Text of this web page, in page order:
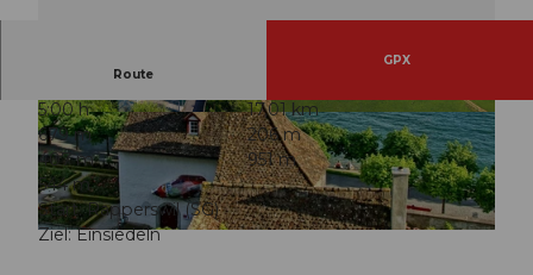
© Zürich Tourismus
© Rapperswil Zürichsee Tourismus © Einsiedeln-Ybrig-Zürichsee Tourismus
Route
GPX
5:00 h
17,01 km
679 m
206 m
407 m
951 m
544 m
Start: Rapperswil (SG)
Ziel: Einsiedeln